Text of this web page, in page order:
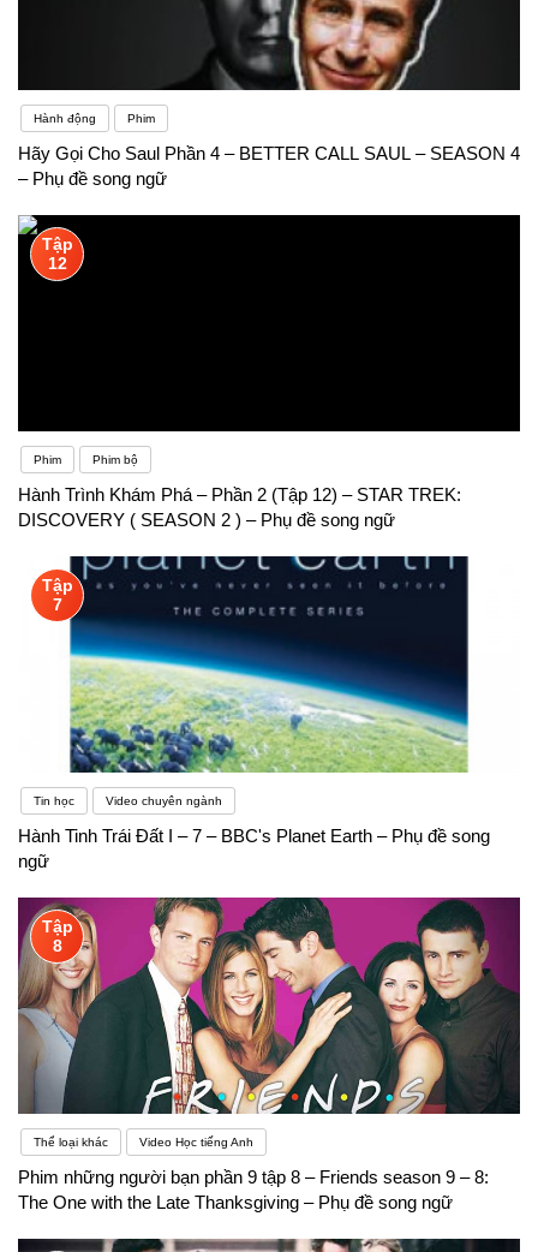
Hành động Phim
Hãy Gọi Cho Saul Phần 4 – BETTER CALL SAUL – SEASON 4
– Phụ đề song ngữ
Tập
12
Phim Phim bộ
Hành Trình Khám Phá – Phần 2 (Tập 12) – STAR TREK:
DISCOVERY ( SEASON 2 ) – Phụ đề song ngữ
Tập
7
Tin học Video chuyên ngành
Hành Tinh Trái Đất I – 7 – BBC's Planet Earth – Phụ đề song
ngữ
Tập
8
Thể loại khác Video Học tiếng Anh
Phim những người bạn phần 9 tập 8 – Friends season 9 – 8:
The One with the Late Thanksgiving – Phụ đề song ngữ